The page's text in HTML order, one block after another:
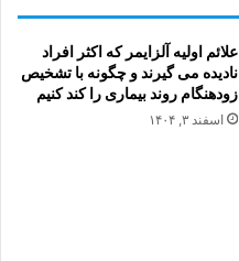
علائم اولیه آلزایمر که اکثر افراد
نادیده می گیرند و چگونه با تشخیص
زودهنگام روند بیماری را کند کنیم
اسفند ۳, ۱۴۰۴